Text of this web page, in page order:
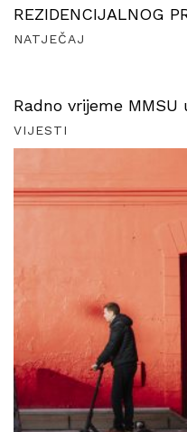
REZIDENCIJALNOG
NATJEČAJ
Radno vrijeme
VIJESTI